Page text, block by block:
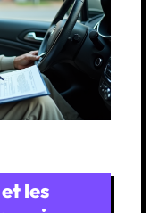
les